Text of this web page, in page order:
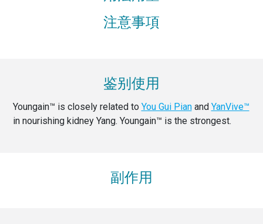
注意事項
鉴别使用
Youngain™ is closely related to You Gui Pianand YanVive™
in nourishing kidney Yang. Youngain™ is the strongest.
副作用